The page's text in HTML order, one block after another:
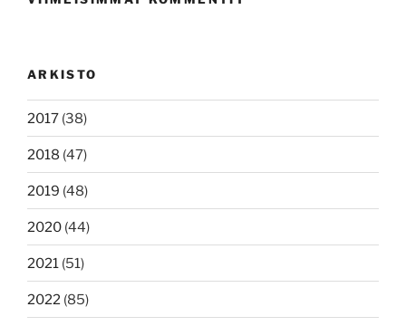
ARKISTO
2017 (38)
2018 (47)
2019 (48)
2020 (44)
2021 (51)
2022 (85)